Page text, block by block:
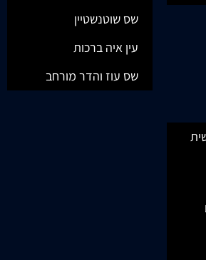
שס שוטנשטיין
עין איה ברכות
שס עוז והדר מורחב